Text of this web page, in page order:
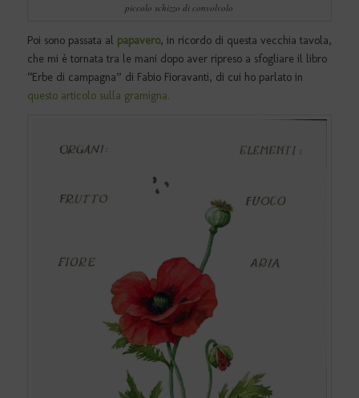
piccolo schizzo di convolvolo
Poi sono passata al papavero, in ricordo di questa vecchia tavola,
che mi è tornata tra le mani dopo aver ripreso a sfogliare il libro
“Erbe di campagna” di Fabio Fioravanti, di cui ho parlato in
questo articolo sulla gramigna.